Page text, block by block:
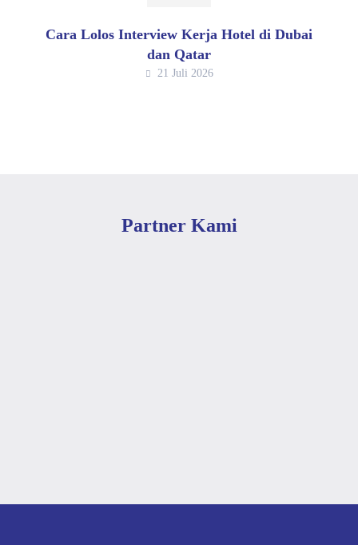
Cara Lolos Interview Kerja Hotel di Dubai
dan Qatar
21 Juli 2026
Partner Kami